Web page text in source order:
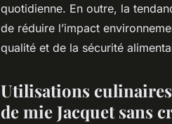
quotidienne. En outre, la
de réduire l’impact
qualité et de la sécurité
Utilisations culinaires
de mie Jacquet sans